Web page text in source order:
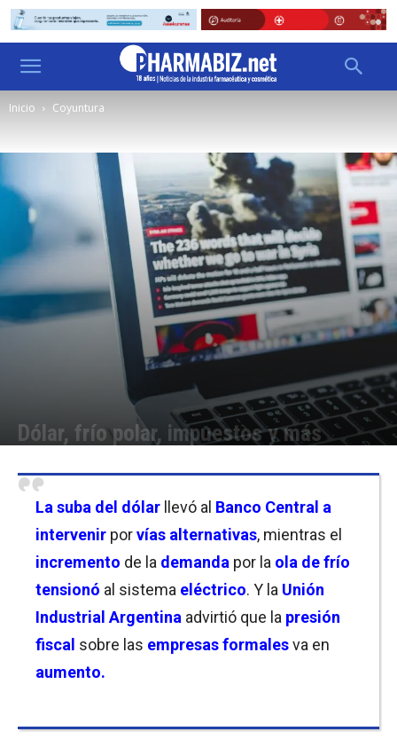
Inicio Coyuntura
Dólar, frío polar, impuestos y más
La suba del dólar llevó al Banco Central a
intervenir porvías alternativas, mientras el
incremento de la demanda por la ola de frío
tensionó al sistema eléctrico. Y la Unión
Industrial Argentina advirtió que la presión
fiscal sobre las empresas formalesva en
aumento.